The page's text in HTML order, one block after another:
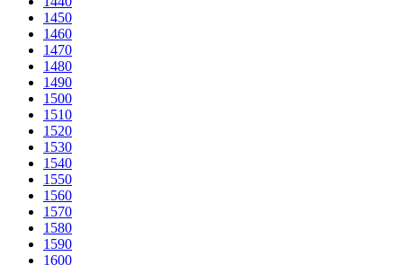
1450
1460
1470
1480
1490
1500
1510
1520
1530
1540
1550
1560
1570
1580
1590
1600